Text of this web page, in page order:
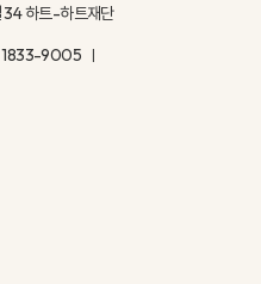
하트-하트재단
1833-9005